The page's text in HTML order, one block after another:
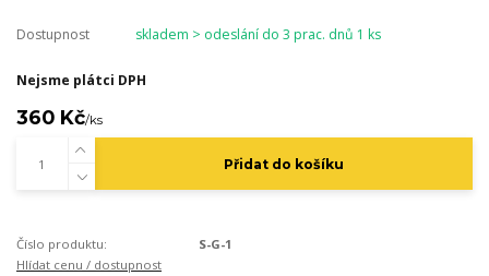
Dostupnost skladem > odeslání do 3 prac. dnů 1 ks
Nejsme plátci DPH
360 Kč/ks
Přidat do košíku
Číslo produktu:
S-G-1
Hlídat cenu / dostupnost